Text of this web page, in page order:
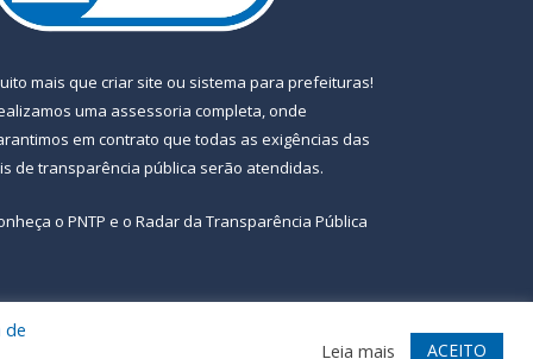
mais que criar site ou sistema para prefeituras!
uma assessoria completa, onde
em contrato que todas as exigências das
de transparência pública serão atendidas.
o PNTP e o Radar da Transparência Pública
Acessar Webmail
de
Leia mais ACEITO